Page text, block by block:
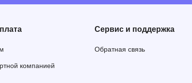
компанией
Сервис и поддержка
Обратная связь